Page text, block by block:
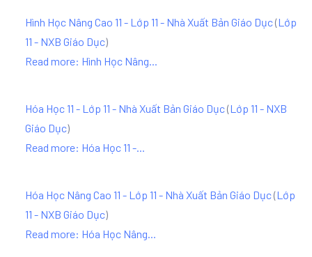
Hình Học Nâng Cao 11 - Lớp 11 - Nhà Xuất Bản Giáo Dục(Lớp
11 - NXB Giáo Dục)
Read more: Hình Học Nâng...
Hóa Học 11 - Lớp 11 - Nhà Xuất Bản Giáo Dục(Lớp 11 - NXB
Giáo Dục)
Read more: Hóa Học 11 -...
Hóa Học Nâng Cao 11 - Lớp 11 - Nhà Xuất Bản Giáo Dục(Lớp
11 - NXB Giáo Dục)
Read more: Hóa Học Nâng...